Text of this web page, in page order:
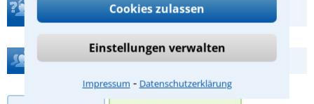
Cookies zulassen
Einstellungen verwalten
Impressum ⁃ Datenschutzerklärung
Teste Dein Rechtswissen
Hilfe bei Ihrer Anwaltsuche?